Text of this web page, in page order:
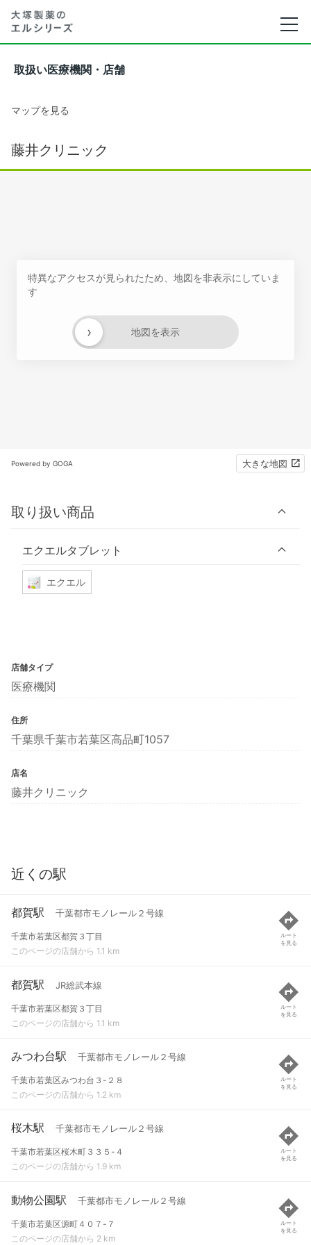
取扱い医療機関・店舗
マップを見る
藤井クリニック
特異なアクセスが見られたため、地図を非表示にしていま
す
地図を表示
›
Powered by GOGA 大きな地図
取り扱い商品
エクエルタブレット
エクエル
店舗タイプ
医療機関
住所
千葉県千葉市若葉区高品町1057
店名
藤井クリニック
近くの駅
都賀駅 千葉都市モノレール２号線
千葉市若葉区都賀３丁目
このページの店舗から 1.1 km
ルート
を見る
都賀駅 JR総武本線
千葉市若葉区都賀３丁目
このページの店舗から 1.1 km
ルート
を見る
みつわ台駅 千葉都市モノレール２号線
千葉市若葉区みつわ台３-２８
このページの店舗から 1.2 km
ルート
を見る
桜木駅 千葉都市モノレール２号線
千葉市若葉区桜木町３３５-４
このページの店舗から 1.9 km
ルート
を見る
動物公園駅 千葉都市モノレール２号線
千葉市若葉区源町４０７-７
このページの店舗から 2 km
ルート
を見る